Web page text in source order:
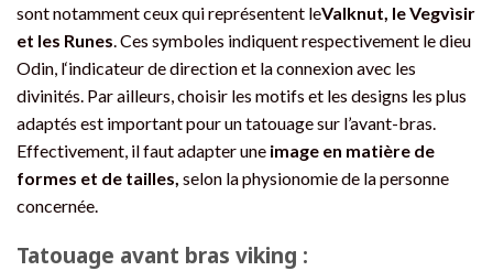
sont notamment ceux qui représentent leValknut, le Vegvìsir
et les Runes. Ces symboles indiquent respectivement le dieu
Odin, l‘indicateur de direction et la connexion avec les
divinités. Par ailleurs, choisir les motifs et les designs les plus
adaptés est important pour un tatouage sur l’avant-bras.
Effectivement, il faut adapter une image en matière de
formes et de tailles, selon la physionomie de la personne
concernée.
Tatouage avant bras viking :